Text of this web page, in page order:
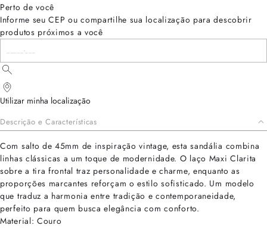
Perto de você
Informe seu CEP ou compartilhe sua localização para descobrir
produtos próximos a você
Utilizar minha localização
Descrição e Características
Com salto de 45mm de inspiração vintage, esta sandália combina
linhas clássicas a um toque de modernidade. O laço Maxi Clarita
sobre a tira frontal traz personalidade e charme, enquanto as
proporções marcantes reforçam o estilo sofisticado. Um modelo
que traduz a harmonia entre tradição e contemporaneidade,
perfeito para quem busca elegância com conforto.
Material: Couro